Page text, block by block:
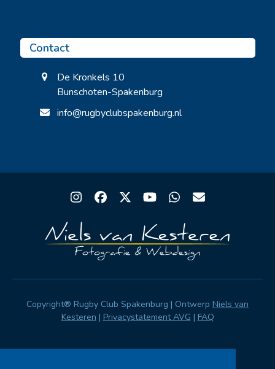
Contact
De Kronkels 10
Bunschoten-Spakenburg
info@rugbyclubspakenburg.nl
Instagram
Facebook
TwitterYouTubeWhatsapp
Email
Copyright® Rugby Club Spakenburg | Ontwerp Niels van
Kesteren | Privacystatement AVG | FAQ